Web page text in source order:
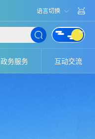
语言切换
政务服务 互动交流